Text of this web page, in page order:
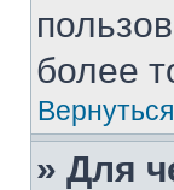
более
» Для